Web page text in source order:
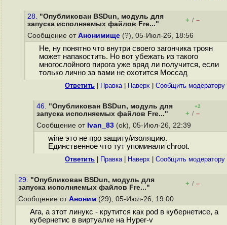
28. "Опубликован BSDun, модуль для
запуска исполняемых файлов Fre..."
+ / –
Сообщение от Анонимище (?), 05-Июл-26, 18:56
Не, ну понятно что внутри своего загончика троян
может напакостить. Но вот убежать из такого
многослойного пирога уже вряд ли получится, если
только лично за вами не охотится Моссад
Ответить Правка| Наверх Cообщить модератору
46. "Опубликован BSDun, модуль для
запуска исполняемых файлов Fre..."
+2
+ / –
Сообщение от Ivan_83 (ok), 05-Июл-26, 22:39
wine это не про защиту/изоляцию.
Единственное что тут упоминали chroot.
Ответить Правка| Наверх Cообщить модератору
29. "Опубликован BSDun, модуль для
запуска исполняемых файлов Fre..."
+ / –
Сообщение от Аноним (29), 05-Июл-26, 19:00
Ага, а этот линукс - крутится как pod в кубернетисе, а
кубернетис в виртуалке на Hyper-v